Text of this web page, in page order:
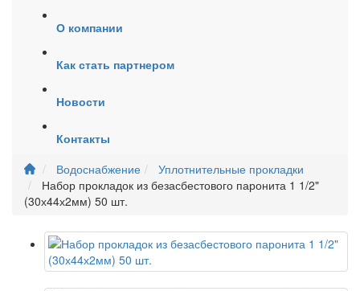
О компании
Как стать партнером
Новости
Контакты
Водоснабжение
Уплотнительные прокладки
Набор прокладок из безасбестового паронита 1 1/2"
(30х44х2мм) 50 шт.